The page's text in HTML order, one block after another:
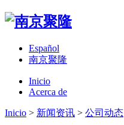
Español
南京聚隆
Inicio
Acerca de
Inicio > 新闻资讯 > 公司动态